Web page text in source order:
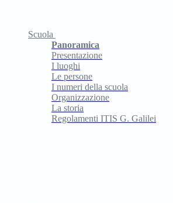
Scuola
Panoramica
Presentazione
I luoghi
Le persone
I numeri della scuola
Organizzazione
La storia
Regolamenti ITIS G. Galilei